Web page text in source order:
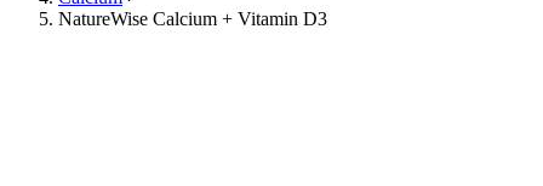
NatureWise Calcium + Vitamin D3